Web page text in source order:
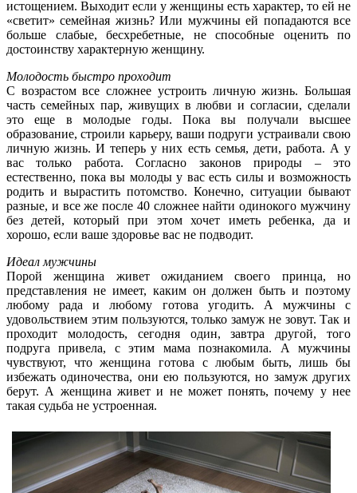
истощением. Выходит если у женщины есть характер, то ей не
«светит» семейная жизнь? Или мужчины ей попадаются все
больше слабые, бесхребетные, не способные оценить по
достоинству характерную женщину.
Молодость быстро проходит
С возрастом все сложнее устроить личную жизнь. Большая
часть семейных пар, живущих в любви и согласии, сделали
это еще в молодые годы. Пока вы получали высшее
образование, строили карьеру, ваши подруги устраивали свою
личную жизнь. И теперь у них есть семья, дети, работа. А у
вас только работа. Согласно законов природы – это
естественно, пока вы молоды у вас есть силы и возможность
родить и вырастить потомство. Конечно, ситуации бывают
разные, и все же после 40 сложнее найти одинокого мужчину
без детей, который при этом хочет иметь ребенка, да и
хорошо, если ваше здоровье вас не подводит.
Идеал мужчины
Порой женщина живет ожиданием своего принца, но
представления не имеет, каким он должен быть и поэтому
любому рада и любому готова угодить. А мужчины с
удовольствием этим пользуются, только замуж не зовут. Так и
проходит молодость, сегодня один, завтра другой, того
подруга привела, с этим мама познакомила. А мужчины
чувствуют, что женщина готова с любым быть, лишь бы
избежать одиночества, они ею пользуются, но замуж других
берут. А женщина живет и не может понять, почему у нее
такая судьба не устроенная.